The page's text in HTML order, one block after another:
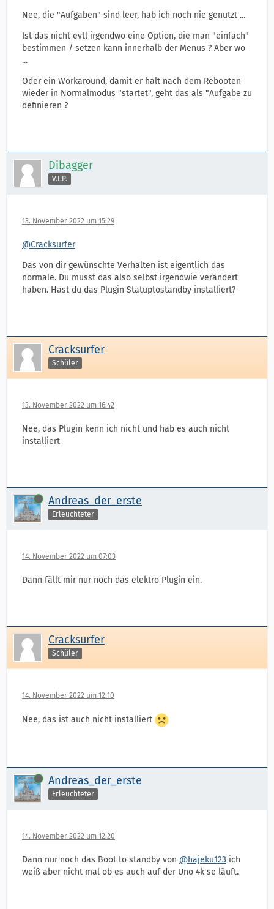
Nee, die "Aufgaben" sind leer, hab ich noch nie genutzt ...
Ist das nicht evtl irgendwo eine Option, die man "einfach"
bestimmen / setzen kann innerhalb der Menus ? Aber wo
...
Oder ein Workaround, damit er halt nach dem Rebooten
wieder in Normalmodus "startet", geht das als "Aufgabe zu
definieren ?
Dibagger
V.I.P.
13. November 2022 um 15:29
@Cracksurfer
Das von dir gewünschte Verhalten ist eigentlich das
normale. Du musst das also selbst irgendwie verändert
haben. Hast du das Plugin Statuptostandby installiert?
Cracksurfer
Schüler
13. November 2022 um 16:42
Nee, das Plugin kenn ich nicht und hab es auch nicht
installiert
Online Andreas_der_erste
Erleuchteter
14. November 2022 um 07:03
Dann fällt mir nur noch das elektro Plugin ein.
Cracksurfer
Schüler
14. November 2022 um 12:10
Nee, das ist auch nicht installiert
Online Andreas_der_erste
Erleuchteter
14. November 2022 um 12:20
Dann nur noch das Boot to standby von @hajeku123 ich
weiß aber nicht mal ob es auch auf der Uno 4k se läuft.